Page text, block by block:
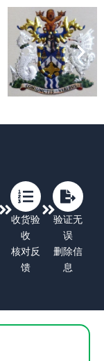
收货验
收
核对反
馈
验证无
误
删除信
息